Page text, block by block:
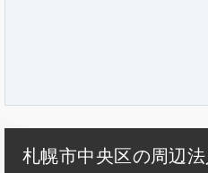
札幌市中央区の周辺法